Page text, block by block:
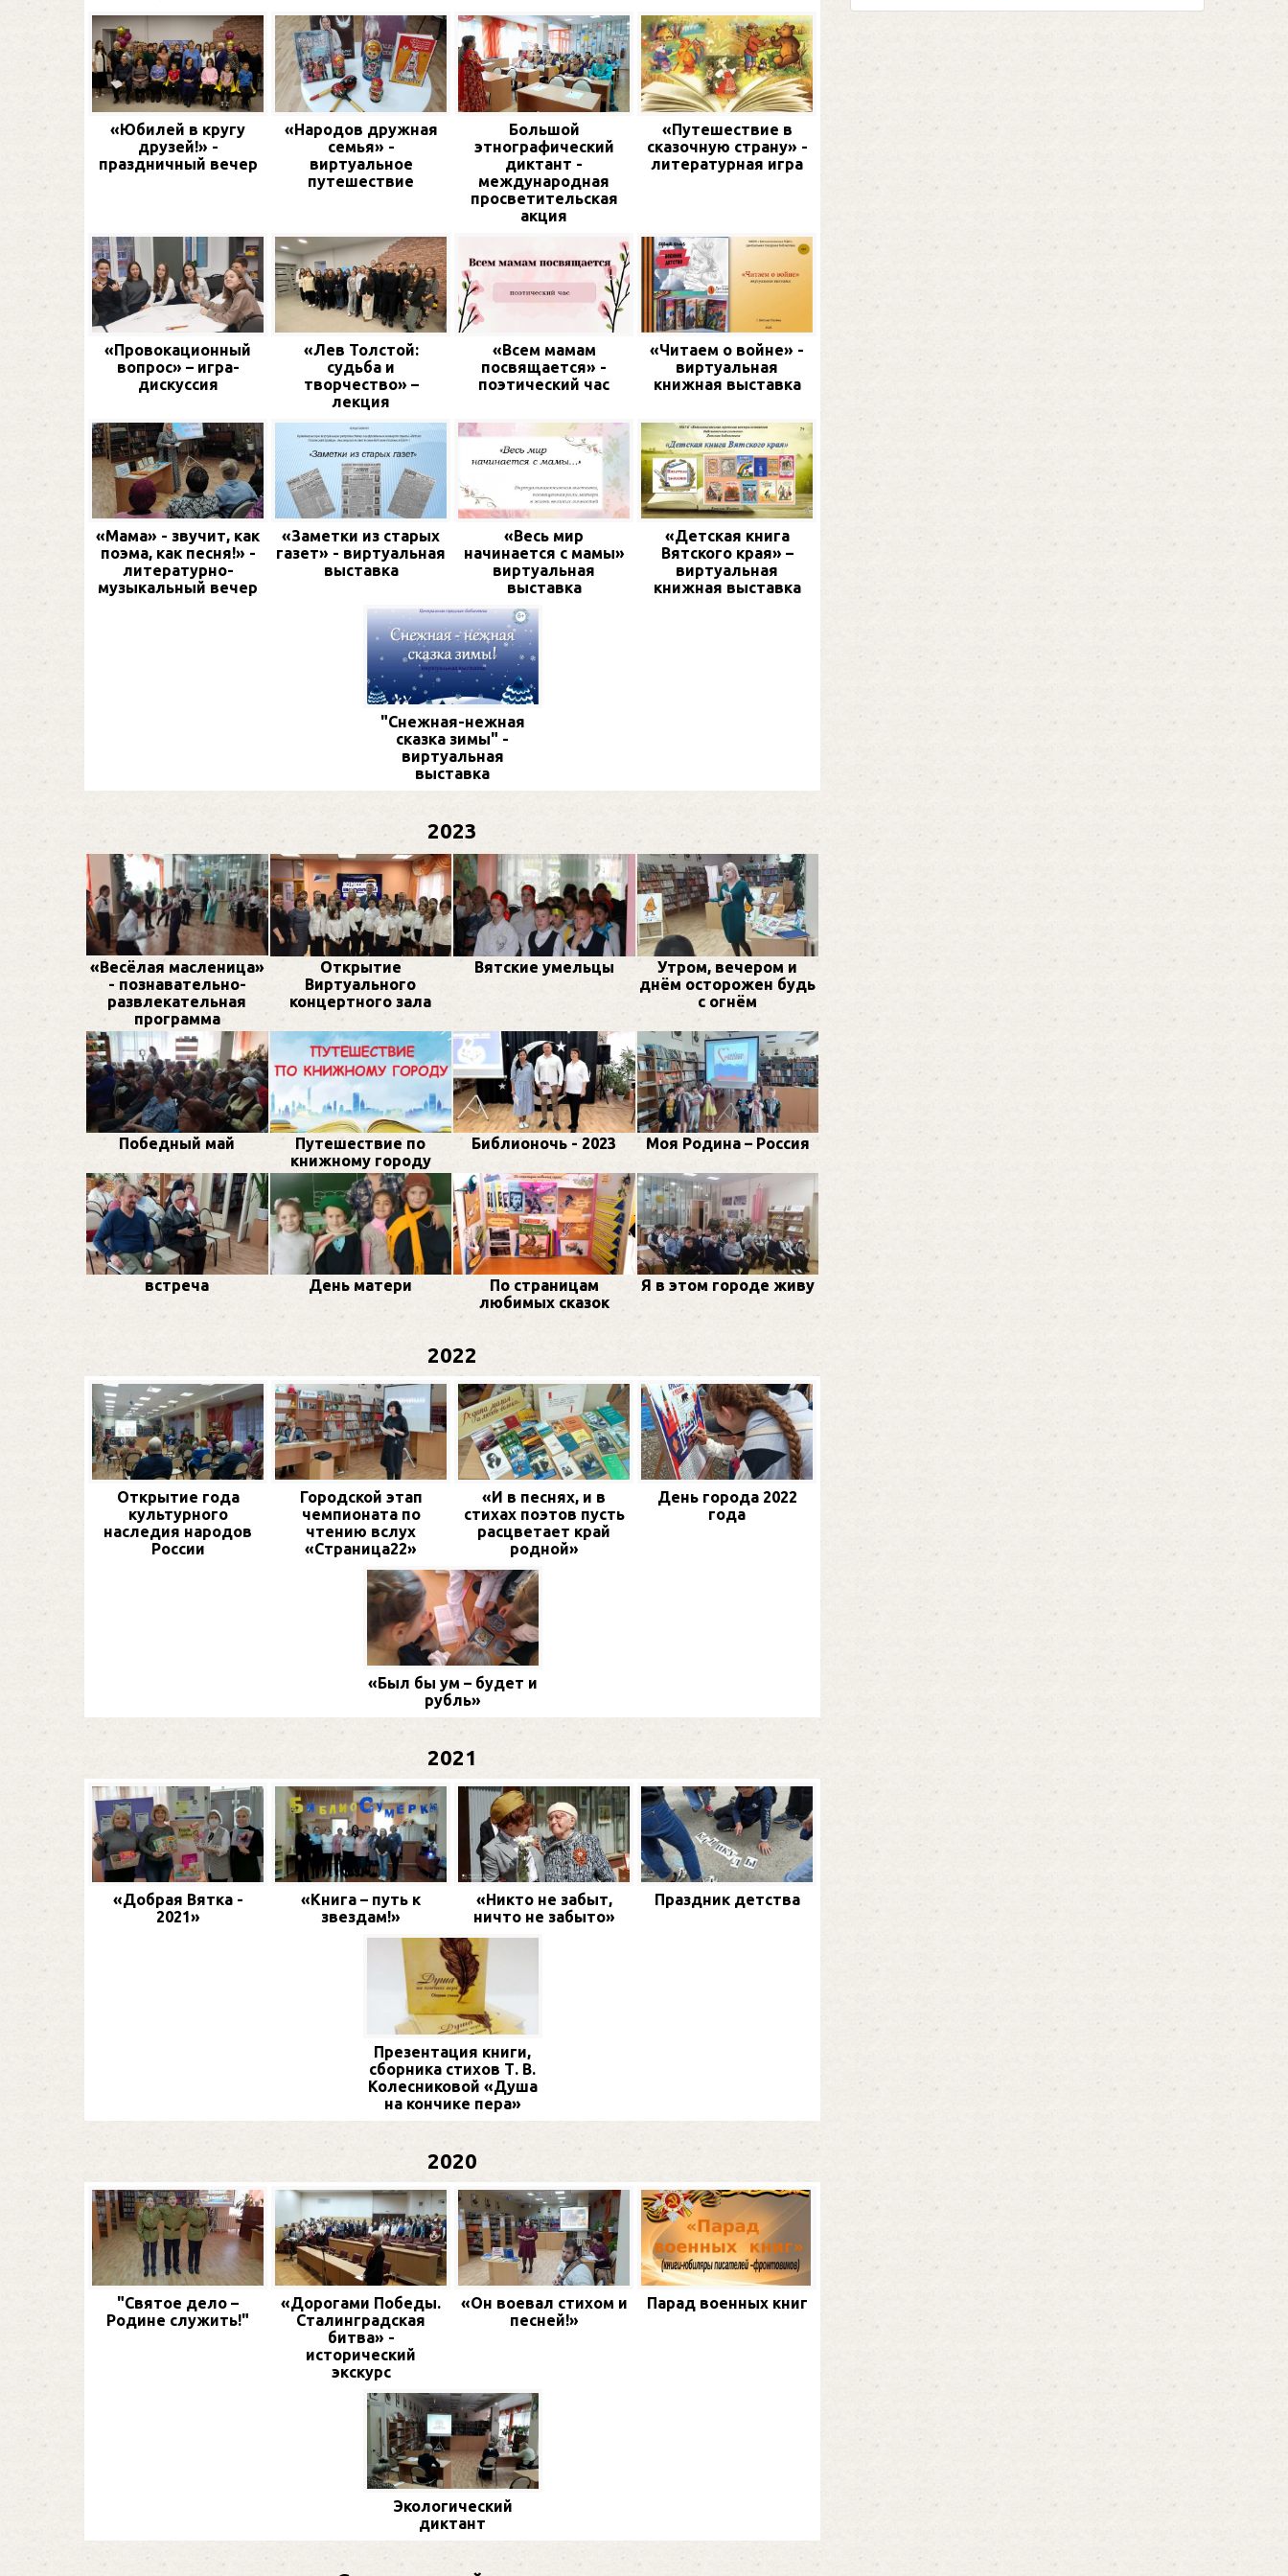
«Юбилей в кругу
друзей!» -
праздничный вечер
«Народов дружная
семья» -
виртуальное
путешествие
Большой
этнографический
диктант -
международная
просветительская
акция
«Путешествие в
сказочную страну» -
литературная игра
«Провокационный
вопрос» – игра-
дискуссия
«Лев Толстой:
судьба и
творчество» –
лекция
«Всем мамам
посвящается» -
поэтический час
«Читаем о войне» -
виртуальная
книжная выставка
«Мама» - звучит, как
поэма, как песня!» -
литературно-
музыкальный вечер
«Заметки из старых
газет» - виртуальная
выставка
«Весь мир
начинается с мамы»
виртуальная
выставка
«Детская книга
Вятского края» –
виртуальная
книжная выставка
"Снежная-нежная
сказка зимы" -
виртуальная
выставка
2023
«Весёлая масленица»
- познавательно-
развлекательная
программа
Открытие
Виртуального
концертного зала
Вятские умельцы
Утром, вечером и
днём осторожен будь
с огнём
Победный май
Путешествие по
книжному городу
Библионочь - 2023 Моя Родина – Россия
встреча День матери
По страницам
любимых сказок
Я в этом городе живу
2022
Открытие года
культурного
наследия народов
России
Городской этап
чемпионата по
чтению вслух
«Страница22»
«И в песнях, и в
стихах поэтов пусть
расцветает край
родной»
День города 2022
года
«Был бы ум – будет и
рубль»
2021
«Добрая Вятка -
2021»
«Книга – путь к
звездам!»
«Никто не забыт,
ничто не забыто»
Праздник детства
Презентация книги,
сборника стихов Т. В.
Колесниковой «Душа
на кончике пера»
2020
"Святое дело –
Родине служить!"
«Дорогами Победы.
Сталинградская
битва» -
исторический
экскурс
«Он воевал стихом и
песней!»
Парад военных книг
Экологический
диктант